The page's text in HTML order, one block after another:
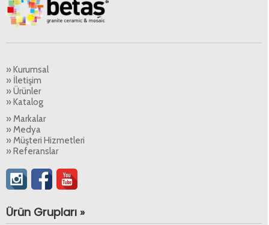
» Kurumsal
» İletişim
» Ürünler
» Katalog
» Markalar
» Medya
» Müşteri Hizmetleri
» Referanslar
Ürün Grupları »